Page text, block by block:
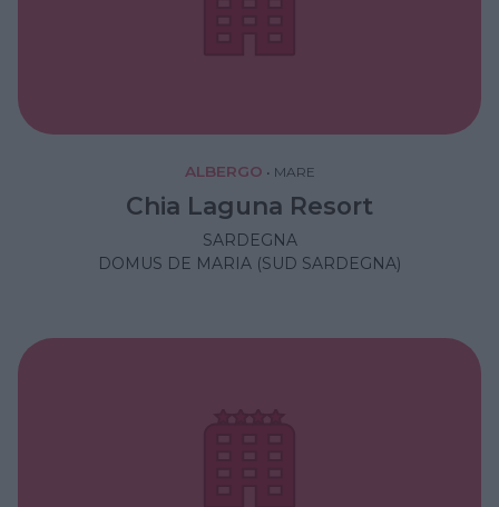
ALBERGO • MARE
Chia Laguna Resort
SARDEGNA
DOMUS DE MARIA (SUD SARDEGNA)